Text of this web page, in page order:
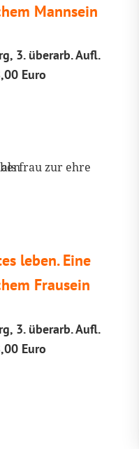
Mannsein
3. überarb. Aufl.
Euro
leben. Eine
Frausein
3. überarb. Aufl.
Euro